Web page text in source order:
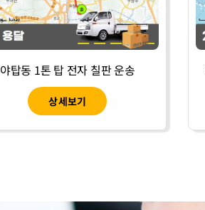
야탑동 1톤 탑 전자 칠판 운송
상세보기